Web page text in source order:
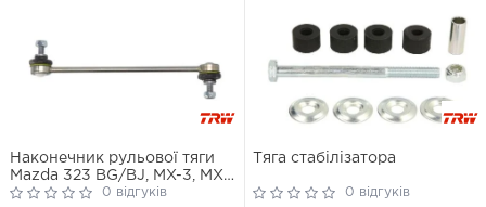
Наконечник рульової тяги
Mazda 323 BG/BJ, MX-3, MX-
6
0 відгуків
Тяга стабілізатора
0 відгуків